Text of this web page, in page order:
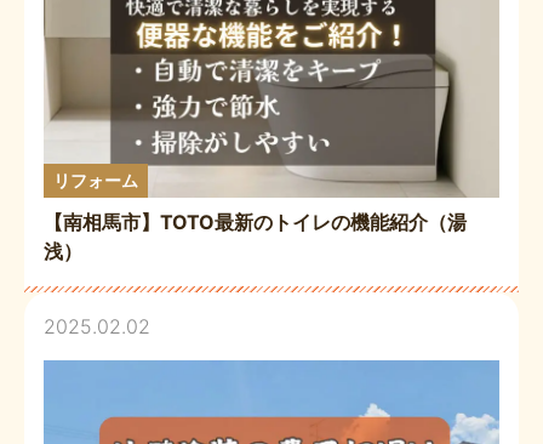
リフォーム
【南相馬市】TOTO最新のトイレの機能紹介（湯
浅）
2025.02.02